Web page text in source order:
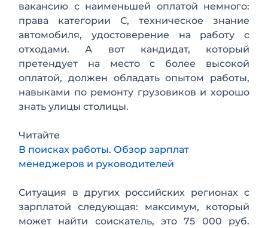
вакансию с наименьшей оплатой немного:
права категории С, техническое знание
автомобиля, удостоверение на работу с
отходами. А вот кандидат, который
претендует на место с более высокой
оплатой, должен обладать опытом работы,
навыками по ремонту грузовиков и хорошо
знать улицы столицы.
Читайте
В поисках работы. Обзор зарплат
менеджеров и руководителей
Ситуация в других российских регионах с
зарплатой следующая: максимум, который
может найти соискатель, это 75 000 руб.